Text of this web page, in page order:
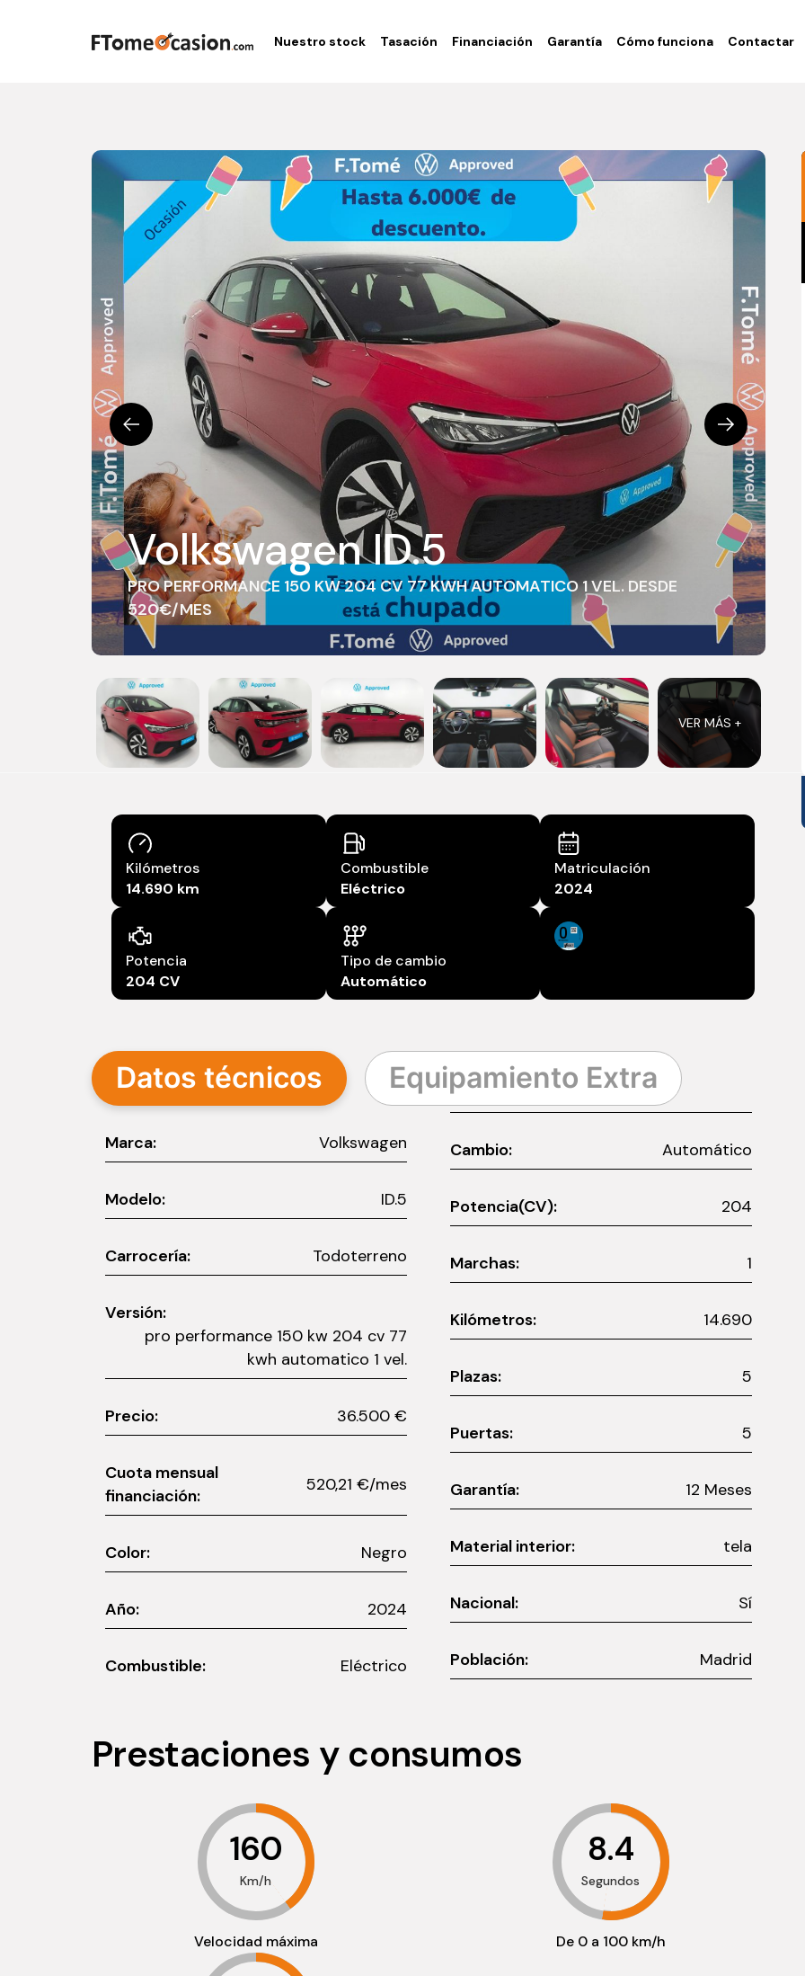
Nuestro stock Tasación Financiación Garantía Cómo funciona Contactar
Volkswagen ID.5
PRO PERFORMANCE 150 KW 204 CV 77 KWH AUTOMATICO 1 VEL. DESDE
520€/MES
VER MÁS +
Kilómetros
14.690 km
Combustible
Eléctrico
Matriculación
2024
Potencia
204 CV
Tipo de cambio
Automático
Datos técnicos Equipamiento Extra
Marca: Volkswagen
Modelo: ID.5
Carrocería: Todoterreno
Versión:
pro performance 150 kw 204 cv 77
kwh automatico 1 vel.
Precio: 36.500 €
Cuota mensual
financiación:
520,21 €/mes
Color: Negro
Año: 2024
Combustible: Eléctrico
Cambio: Automático
Potencia(CV): 204
Marchas: 1
Kilómetros: 14.690
Plazas: 5
Puertas: 5
Garantía: 12 Meses
Material interior: tela
Nacional: Sí
Población: Madrid
Prestaciones y consumos
160
Km/h
Velocidad máxima
8.4
Segundos
De 0 a 100 km/h